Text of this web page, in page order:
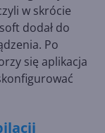
w skrócie
dodał do
Po
się aplikacja